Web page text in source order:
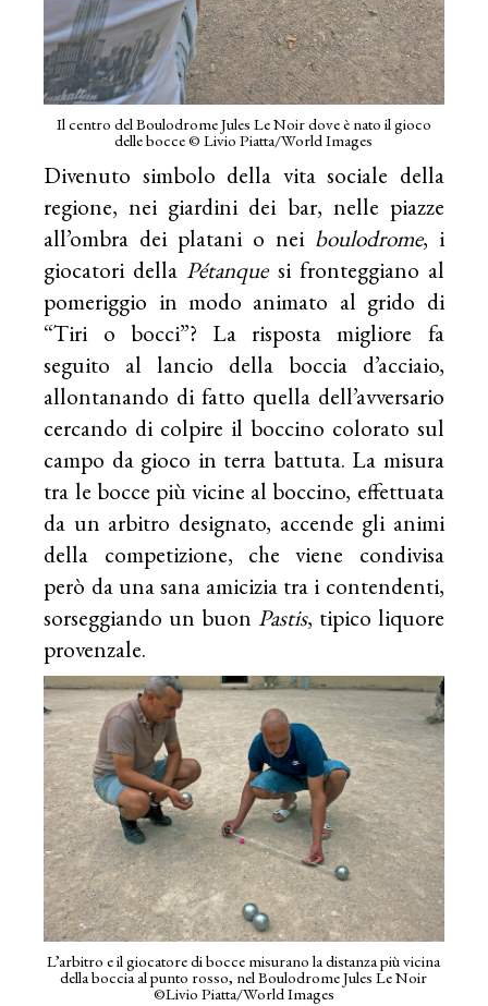
Il centro del Boulodrome Jules Le Noir dove è nato il gioco
delle bocce © Livio Piatta/World Images
Divenuto simbolo della vita sociale della
regione, nei giardini dei bar, nelle piazze
all’ombra dei platani o nei boulodrome, i
giocatori dellaPétanquesi fronteggiano al
pomeriggio in modo animato al grido di
“Tiri o bocci”? La risposta migliore fa
seguito al lancio della boccia d’acciaio,
allontanando di fatto quella dell’avversario
cercando di colpire il boccino colorato sul
campo da gioco in terra battuta. La misura
tra le bocce più vicine al boccino, effettuata
da un arbitro designato, accende gli animi
della competizione, che viene condivisa
però da una sana amicizia tra i contendenti,
sorseggiando un buon Pastis, tipico liquore
provenzale.
L’arbitro e il giocatore di bocce misurano la distanza più vicina
della boccia al punto rosso, nel Boulodrome Jules Le Noir
©Livio Piatta/World Images